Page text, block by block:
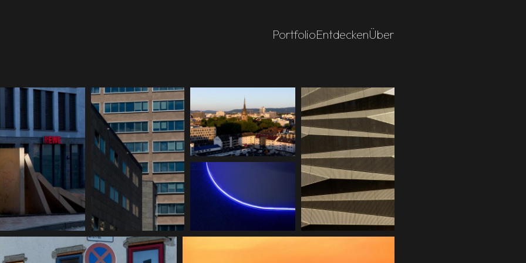
PortfolioEntdeckenÜber